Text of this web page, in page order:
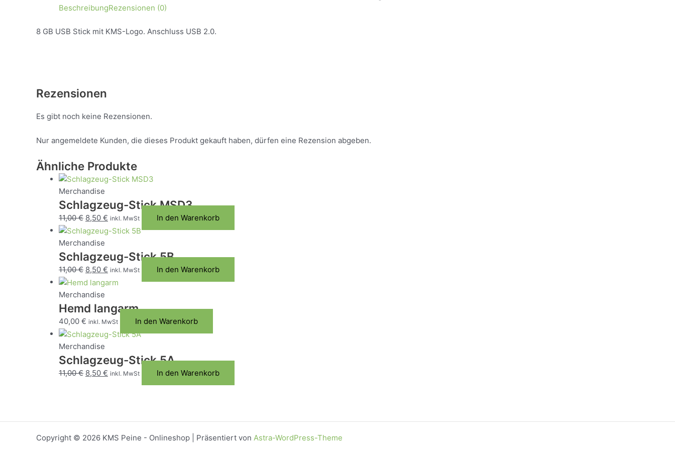
BeschreibungRezensionen (0)
8 GB USB Stick mit KMS-Logo. Anschluss USB 2.0.
Rezensionen
Es gibt noch keine Rezensionen.
Nur angemeldete Kunden, die dieses Produkt gekauft haben, dürfen eine Rezension abgeben.
Ähnliche Produkte
Merchandise
Schlagzeug-Stick MSD3
11,00€ Ursprünglicher
Preis
war:
11,00 €
8,50 € Aktueller
Preis
8,50 €.
inkl. MwSt In den Warenkorb
Merchandise
Schlagzeug-Stick 5B
11,00€ Ursprünglicher
Preis
war:
11,00 €
8,50 € Aktueller
Preis
8,50 €.
inkl. MwSt In den Warenkorb
Merchandise
Hemd langarm
40,00 € inkl. MwSt In den Warenkorb
Merchandise
Schlagzeug-Stick 5A
11,00€ Ursprünglicher
8,50 € Aktueller
inkl. MwSt In den Warenkorb
Copyright © 2026 KMS Peine - Onlineshop | Präsentiert von Astra-WordPress-Theme